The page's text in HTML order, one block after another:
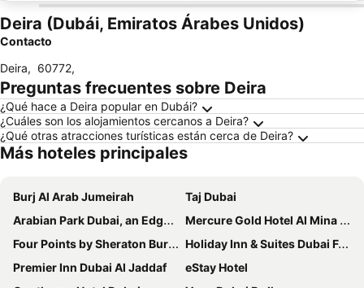
Deira (Dubái, Emiratos Árabes Unidos)
Contacto
Deira, 60772,
Preguntas frecuentes sobre Deira
¿Qué hace a Deira popular en Dubái?
¿Cuáles son los alojamientos cercanos a Deira?
¿Qué otras atracciones turísticas están cerca de Deira?
Más hoteles principales
Burj Al Arab Jumeirah
Taj Dubai
Arabian Park Dubai, an Edge by Rotana Hotel
Mercure Gold Hotel Al Mina Road Dubai
Four Points by Sheraton Bur Dubai
Holiday Inn & Suites Dubai Festival City By Ihg
Premier Inn Dubai Al Jaddaf
eStay Hotel